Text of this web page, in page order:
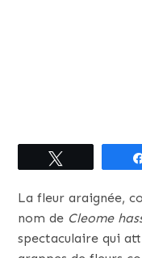
La fleur araignée,
nom de Cleome
spectaculaire qui